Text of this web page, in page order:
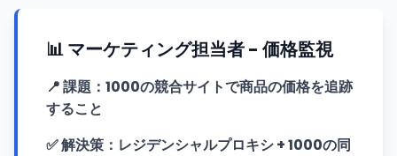
📊 マーケティング担当者 - 価格監視
📍課題：1000の競合サイトで商品の価格を追跡
すること
✅解決策：レジデンシャルプロキシ + 1000の同